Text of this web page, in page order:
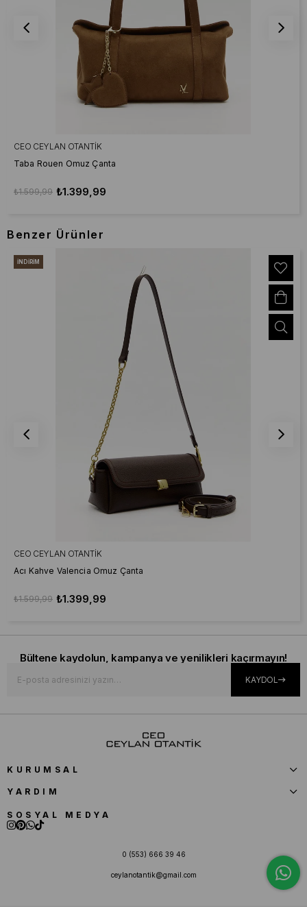
CEO CEYLAN OTANTIK
Taba Rouen Omuz Çanta
₺1.399,99
₺1.599,99
Benzer Ürünler
CEO CEYLAN OTANTIK
Acı Kahve Valencia Omuz Çanta
₺1.399,99
₺1.599,99
İNDIRIM
Bültene kaydolun, kampanya ve yenilikleri kaçırmayın!
KAYDOL
KURUMSAL
YARDIM
SOSYAL MEDYA
0 (553) 666 39 46
ceylanotantik@gmail.com